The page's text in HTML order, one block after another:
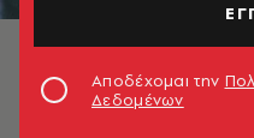
UFA Champions League:
Αποδέχομαι την
Δεδομένων